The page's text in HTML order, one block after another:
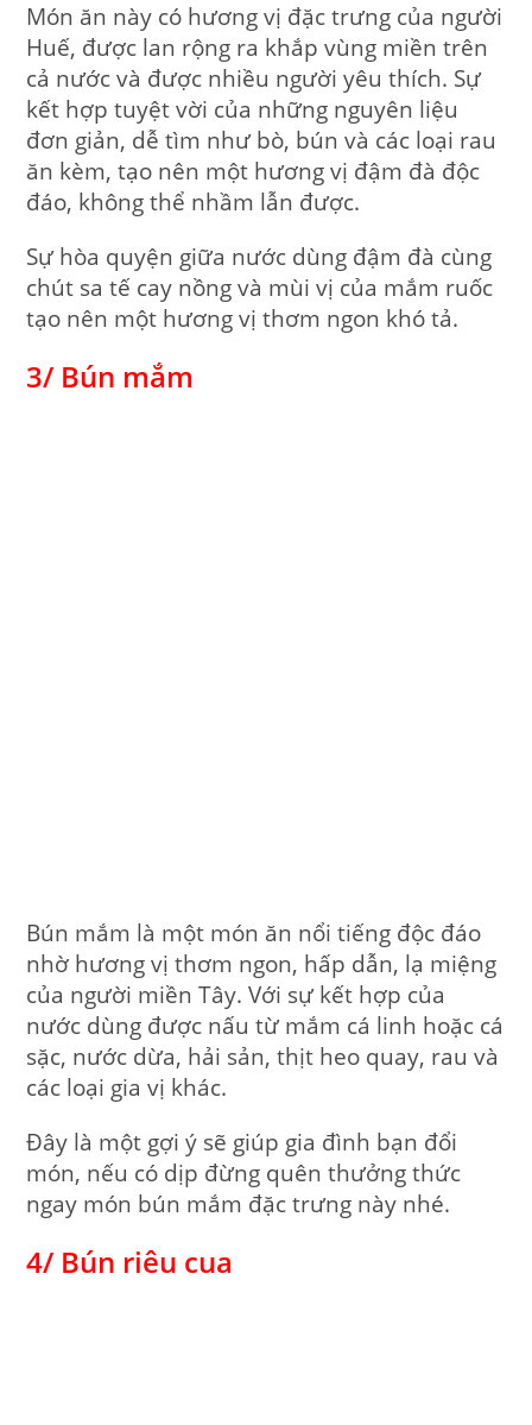
Món ăn này có hương vị đặc trưng của người
Huế, được lan rộng ra khắp vùng miền trên
cả nước và được nhiều người yêu thích. Sự
kết hợp tuyệt vời của những nguyên liệu
đơn giản, dễ tìm như bò, bún và các loại rau
ăn kèm, tạo nên một hương vị đậm đà độc
đáo, không thể nhầm lẫn được.
Sự hòa quyện giữa nước dùng đậm đà cùng
chút sa tế cay nồng và mùi vị của mắm ruốc
tạo nên một hương vị thơm ngon khó tả.
3/ Bún mắm
Bún mắm là một món ăn nổi tiếng độc đáo
nhờ hương vị thơm ngon, hấp dẫn, lạ miệng
của người miền Tây. Với sự kết hợp của
nước dùng được nấu từ mắm cá linh hoặc cá
sặc, nước dừa, hải sản, thịt heo quay, rau và
các loại gia vị khác.
Đây là một gợi ý sẽ giúp gia đình bạn đổi
món, nếu có dịp đừng quên thưởng thức
ngay món bún mắm đặc trưng này nhé.
4/ Bún riêu cua